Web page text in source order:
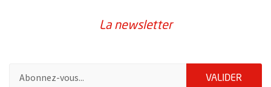
La newsletter
VALIDER